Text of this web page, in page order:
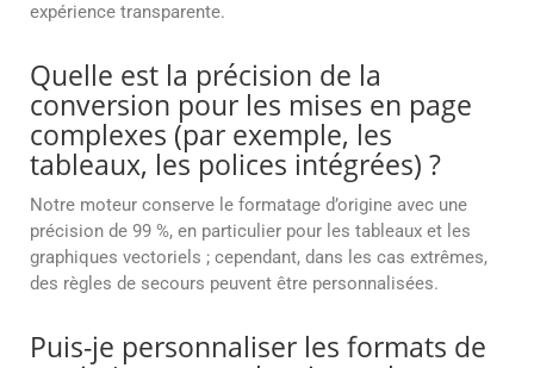
expérience transparente.
Quelle est la précision de la
conversion pour les mises en page
complexes (par exemple, les
tableaux, les polices intégrées) ?
Notre moteur conserve le formatage d’origine avec une
précision de 99 %, en particulier pour les tableaux et les
graphiques vectoriels ; cependant, dans les cas extrêmes,
des règles de secours peuvent être personnalisées.
Puis-je personnaliser les formats de